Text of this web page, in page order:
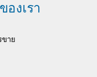
งเรา
ขาย